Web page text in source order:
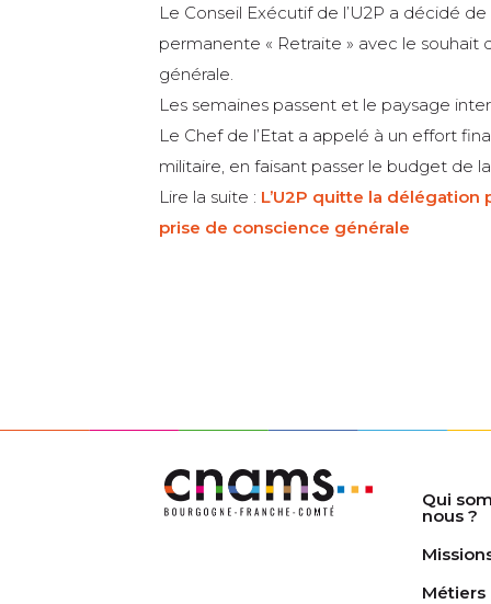
Le Conseil Exécutif de l’U2P a décidé
permanente « Retraite » avec le
générale.
Les semaines passent et le paysage
Le Chef de l’Etat a appelé à un effort
militaire, en faisant passer le budget de
Lire la suite : L’U2P quitte la
prise de conscience générale
Qui
nous ?
Métiers